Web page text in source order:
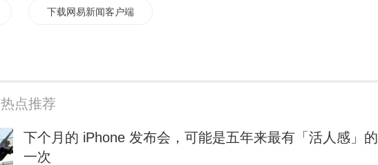
下载网易新闻客户端
热点推荐
下个月的 iPhone 发布会，可能是五年来最有「活人感」的
一次